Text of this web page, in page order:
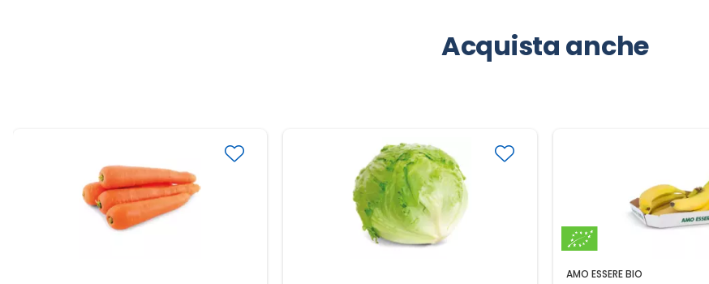
Acquista anche
AMO ESSERE BIO